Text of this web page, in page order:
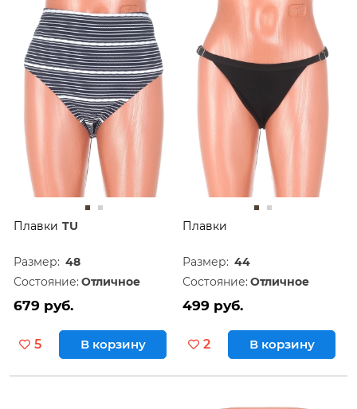
Плавки TU
Размер: 48
Состояние: Отличное
679 руб.
5 В корзину
Плавки
Размер: 44
Состояние: Отличное
499 руб.
2 В корзину